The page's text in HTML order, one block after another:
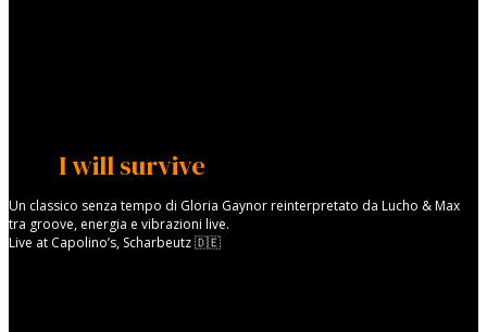
I will survive
Un classico senza tempo di Gloria Gaynor reinterpretato da Lucho & Max
tra groove, energia e vibrazioni live.
Live at Capolino’s, Scharbeutz 🇩🇪